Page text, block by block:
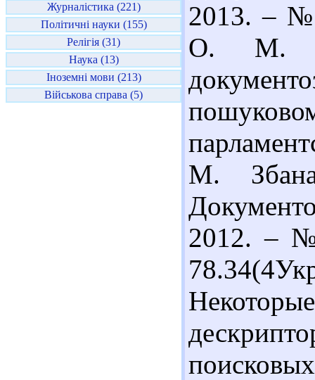
Журналістика (221)
Політичні науки (155)
Релігія (31)
Наука (13)
Іноземні мови (213)
Військова справа (5)
2013. – №
О. М.
М.
2012. –